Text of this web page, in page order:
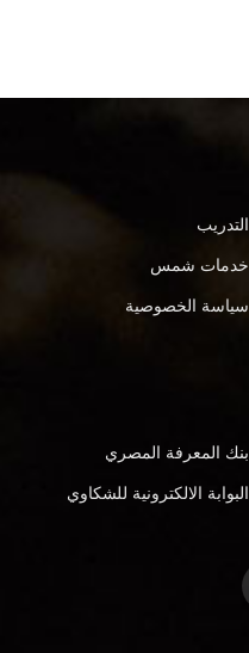
التدريب
خدمات شمس
سياسة الخصوصية
بنك المعرفة المصري
البوابة الالكترونية للشكاوي